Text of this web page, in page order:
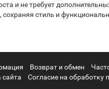
и не требует
сохраняя стиль и
Возврат и обмен
сайта
Согласие на обработку